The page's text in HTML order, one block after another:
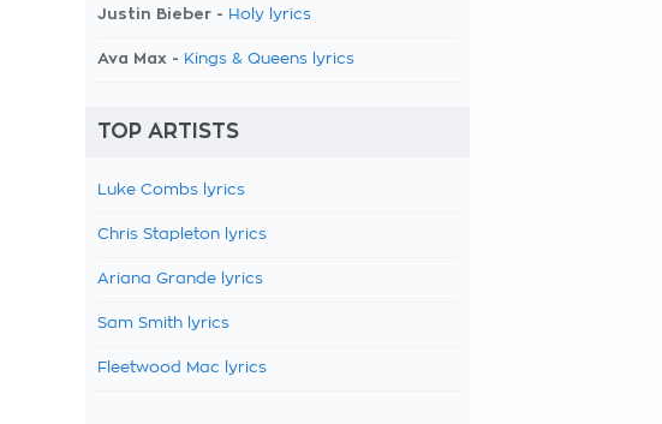
Justin Bieber - Holy lyrics
Ava Max - Kings & Queens lyrics
TOP ARTISTS
Luke Combs lyrics
Chris Stapleton lyrics
Ariana Grande lyrics
Sam Smith lyrics
Fleetwood Mac lyrics